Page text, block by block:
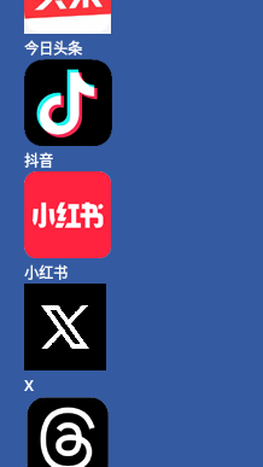
今日头条
抖音
小红书
X